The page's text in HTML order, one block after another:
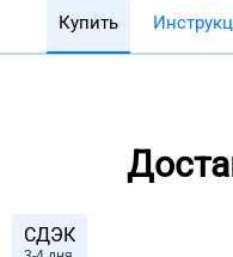
Купить
СДЭК